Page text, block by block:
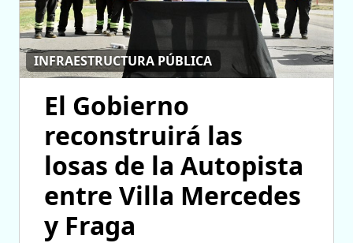
INFRAESTRUCTURA PÚBLICA
El Gobierno
reconstruirá las
losas de la Autopista
entre Villa Mercedes
y Fraga